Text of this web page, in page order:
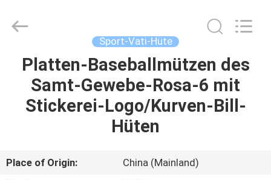
HAUS
PRODUKTE
UNS
Ltd..
Sport-Vati-Hüte
Platten-Baseballmützen des
Samt-Gewebe-Rosa-6 mit
Stickerei-Logo/Kurven-Bill-
Hüten
Place of Origin:
China (Mainland)